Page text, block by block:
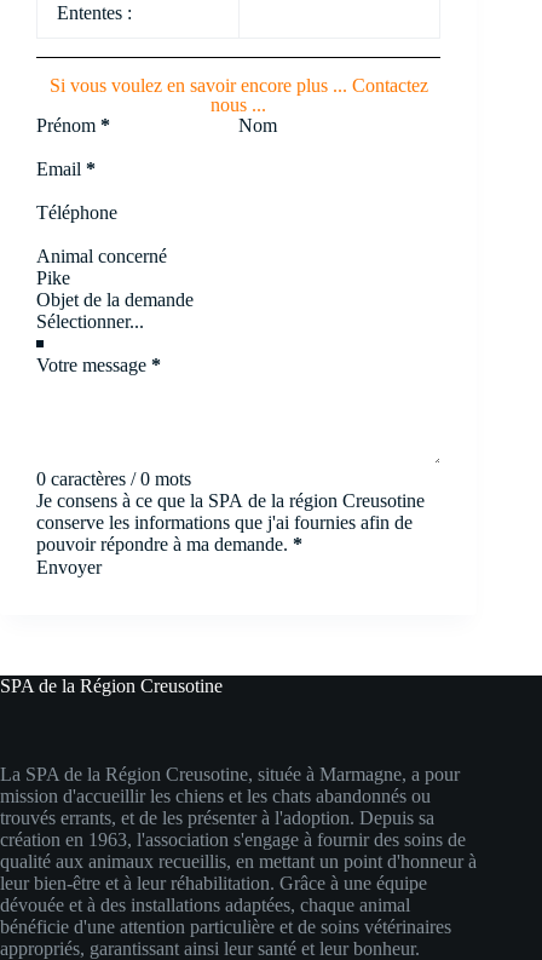
Ententes :
Si vous voulez en savoir encore plus ... Contactez
nous ...
Section
Prénom * Nom
Email *
Téléphone
Animal concerné
Objet de la demande
Votre message *
0 caractères / 0 mots
Je consens à ce que la SPA de la région Creusotine
conserve les informations que j'ai fournies afin de
pouvoir répondre à ma demande. *
Envoyer
SPA de la Région Creusotine
La SPA de la Région Creusotine, située à Marmagne, a pour
mission d'accueillir les chiens et les chats abandonnés ou
trouvés errants, et de les présenter à l'adoption. Depuis sa
création en 1963, l'association s'engage à fournir des soins de
qualité aux animaux recueillis, en mettant un point d'honneur à
leur bien-être et à leur réhabilitation. Grâce à une équipe
dévouée et à des installations adaptées, chaque animal
bénéficie d'une attention particulière et de soins vétérinaires
appropriés, garantissant ainsi leur santé et leur bonheur.